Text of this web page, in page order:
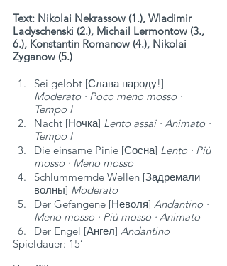
Text: Nikolai Nekrassow (1.), Wladimir
Ladyschenski (2.), Michail Lermontow (3.,
6.), Konstantin Romanow (4.), Nikolai
Zyganow (5.)
Sei gelobt [Слава народу!]
Moderato · Poco meno mosso ·
Tempo I
Nacht [Ночка] Lento assai · Animato ·
Tempo I
Die einsame Pinie [Сосна] Lento · Più
mosso · Meno mosso
Schlummernde Wellen [Задремали
волны] Moderato
Der Gefangene [Неволя] Andantino ·
Meno mosso · Più mosso · Animato
Der Engel [Ангел] Andantino
Spieldauer: 15’